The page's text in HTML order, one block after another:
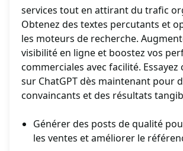
services tout en attirant du trafic
Obtenez des textes percutants et
les moteurs de recherche.
visibilité en ligne et boostez vos
commerciales avec facilité.
sur ChatGPT dès maintenant pour
convaincants et des résultats
Générer des posts de qualité
les ventes et améliorer le